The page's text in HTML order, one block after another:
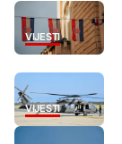
VIJESTI
VIJESTI